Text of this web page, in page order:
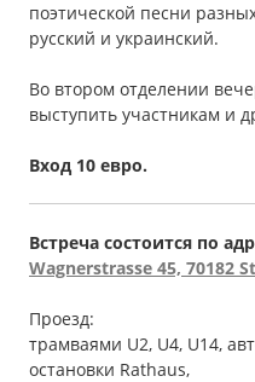
поэтической песни
русский и украинский.
Во втором отделении
выступить участникам и
Вход 10 евро.
Встреча состоится по
Wagnerstrasse 45, 70182
Проезд:
трамваями U2, U4, U14,
остановки Rathaus,